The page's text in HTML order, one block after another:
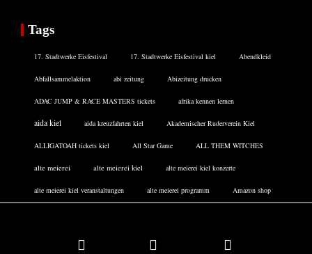
Tags
17. Stadtwerke Eisfestival 17. Stadtwerke Eisfestival kiel Abendkleid
Abfallsammelaktion abi zeitung Abizeitung drucken
ADAC JUMP & RACE MASTERS tickets afrika kennen lernen
aida kiel aida kreuzfahrten kiel Akademischer Ruderverein Kiel
ALLIGATOAH tickets kiel All Star Game ALL THEM WITCHES
alte meierei alte meierei kiel alte meierei kiel konzerte
alte meierei kiel veranstaltungen alte meierei programm Amazon shop